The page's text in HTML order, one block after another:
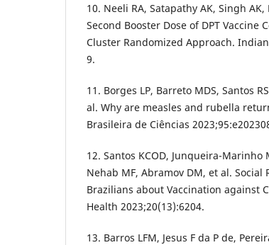
10. Neeli RA, Satapathy AK, Singh
Second Booster Dose of DPT Vaccine
Cluster Randomized Approach.
9.
11. Borges LP, Barreto MDS, Santos
al. Why are measles and rubella
Brasileira de Ciências
12. Santos KCOD, Junqueira-Marinho
Nehab MF, Abramov DM, et al.
Brazilians about Vaccination against
Health 2023;20(13):6204.
13. Barros LFM, Jesus F da P de,